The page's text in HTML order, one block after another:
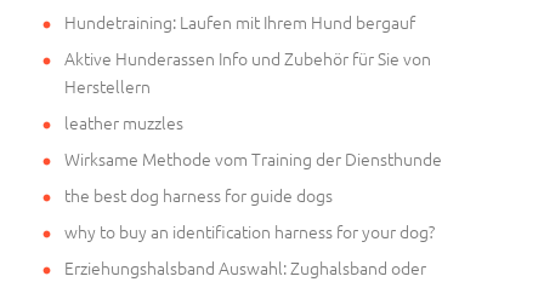
Hundetraining: Laufen mit Ihrem Hund bergauf
Aktive Hunderassen Info und Zubehör für Sie von
Herstellern
leather muzzles
Wirksame Methode vom Training der Diensthunde
the best dog harness for guide dogs
why to buy an identification harness for your dog?
Erziehungshalsband Auswahl: Zughalsband oder